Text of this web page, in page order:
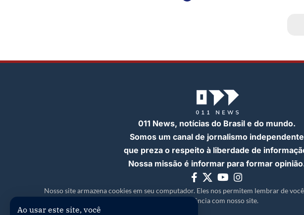
Ao usar este site, você
011 News, notícias do Brasil e do mundo.
Somos um canal de jornalismo independente
que preza o respeito à liberdade de
Nossa missão é informar para formar
Nosso site armazena cookies em seu computador. Eles nos permitem lembrar de
experiência com nosso site.